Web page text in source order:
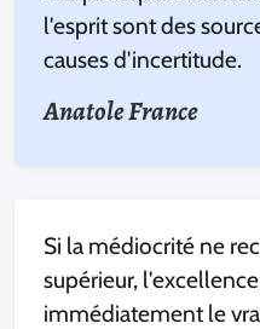
l'esprit sont des
causes d'incertitude.
Anatole France
Si la médiocrité ne
supérieur,
immédiatement le